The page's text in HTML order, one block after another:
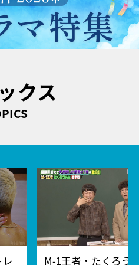
クス
M-1王者・たくろう